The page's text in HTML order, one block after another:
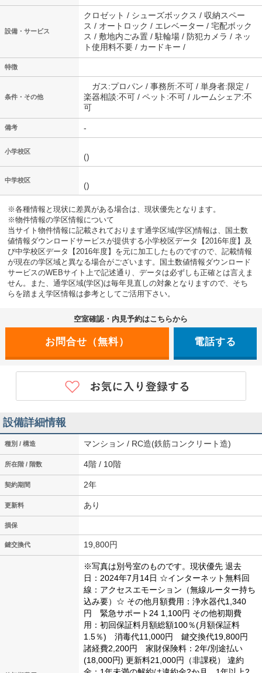
設備・サービス
クロゼット / シューズボックス / 収納スペー
ス / オートロック / エレベーター / 宅配ボック
ス / 敷地内ごみ置 / 駐輪場 / 防犯カメラ / ネッ
ト使用料不要 / カードキー /
特徴
条件・その他
ガス:プロパン / 事務所:不可 / 単身者:限定 /
楽器相談:不可 / ペット:不可 / ルームシェア:不
可
備考 -
小学校区
()
中学校区
()
※各種情報と現状に差異がある場合は、現状優先となります。
※物件情報の学区情報について
当サイト物件情報に記載されております通学区域(学区)情報は、国土数
値情報ダウンロードサービスが提供する小学校区データ【2016年度】及
び中学校区データ【2016年度】を元に加工したものですので、記載情報
が現在の学区域と異なる場合がございます。国土数値情報ダウンロード
サービスのWEBサイト上で記述通り、データは必ずしも正確とは言えま
せん。また、通学区域(学区)は毎年見直しの対象となりますので、そち
らを踏まえ学区情報は参考としてご活用下さい。
空室確認・内見予約はこちらから
電話する
設備詳細情報
種別 / 構造 マンション / RC造(鉄筋コンクリート造)
所在階 / 階数 4階 / 10階
契約期間 2年
更新料 あり
損保
鍵交換代 19,800円
※写真は別号室のものです。現状優先 退去
日：2024年7月14日 ☆インターネット無料回
線：アクセスエモーション（無線ルーター持ち
込み要）☆ その他月額費用：浄水器代1,340
円 緊急サポート24 1,100円 その他初期費
用：初回保証料月額総額100％(月額保証料
1.5％) 消毒代11,000円 鍵交換代19,800円
諸経費2,200円 家財保険料：2年/別途払い
(18,000円) 更新料21,000円（非課税）
違約